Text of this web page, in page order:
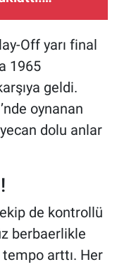
Off yarı final
1965
geldi.
oynanan
dolu anlar
ekip de kontrollü
berbaerlikle
arttı. Her